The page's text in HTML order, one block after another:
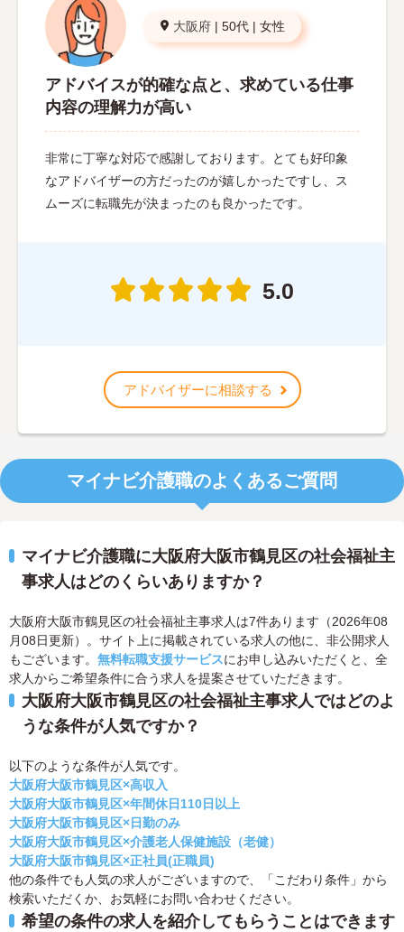
大阪府 | 50代 | 女性
アドバイスが的確な点と、求めている仕事
内容の理解力が高い
非常に丁寧な対応で感謝しております。とても好印象
なアドバイザーの方だったのが嬉しかったですし、ス
ムーズに転職先が決まったのも良かったです。
5.0
アドバイザーに相談する
マイナビ介護職のよくあるご質問
マイナビ介護職に大阪府大阪市鶴見区の社会福祉主
事求人はどのくらいありますか？
大阪府大阪市鶴見区の社会福祉主事求人は7件あります（2026年08
月08日更新）。サイト上に掲載されている求人の他に、非公開求人
もございます。 無料転職支援サービスにお申し込みいただくと、全
求人からご希望条件に合う求人を提案させていただきます。
大阪府大阪市鶴見区の社会福祉主事求人ではどのよ
うな条件が人気ですか？
以下のような条件が人気です。
大阪府大阪市鶴見区×高収入
大阪府大阪市鶴見区×年間休日110日以上
大阪府大阪市鶴見区×日勤のみ
大阪府大阪市鶴見区×介護老人保健施設（老健）
大阪府大阪市鶴見区×正社員(正職員)
他の条件でも人気の求人がございますので、「こだわり条件」から
検索いただくか、お気軽にお問い合わせください。
希望の条件の求人を紹介してもらうことはできます